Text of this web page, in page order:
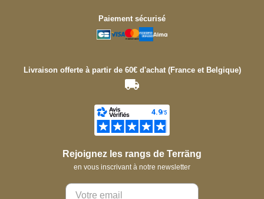
Paiement sécurisé
Livraison offerte à partir de 60€ d'achat (France et Belgique)
Rejoignez les rangs de Terräng
en vous inscrivant à notre newsletter